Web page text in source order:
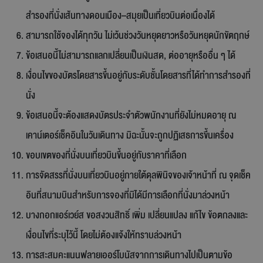
สำรองที่นั่งเส้นทางดอนเมือง–สมุยเป็นเที่ยวบินต่อเนื่องได้
สามารถใช้จองได้ทุกวัน ไม่เว้นช่วงวันหยุดยาวหรือวันหยุดนักขัตฤกษ์
ข้อเสนอนี้ไม่สามารถแลกเปลี่ยนเป็นเงินสด, ต่ออายุหรืออื่น ๆ ได้
เงื่อนไขของบัตรโดยสารขึ้นอยู่กับระดับชั้นโดยสารที่ได้ทำการสำรองที่
นั่ง
ข้อเสนอนี้จะต้องแสดงบัตรประจำตัวพนักงานที่ยังไม่หมดอายุ ณ
เคาน์เตอร์เช็คอินในวันเดินทาง มิฉะนั้นจะถูกปฏิเสธการขึ้นเครื่อง
ขอบเขตของที่นั่งบนเที่ยวบินขึ้นอยู่กับราคาที่เลือก
การจัดสรรที่นั่งบนเที่ยวบินอยู่ภายใต้ดุลพินิจของเจ้าหน้าที่ ณ จุดเช็ค
อินที่สนามบินสำหรับการจองที่มิได้มีการเลือกที่นั่งมาล่วงหน้า
บางกอกแอร์เวย์ส ขอสงวนสิทธิ์ เพิ่ม เปลี่ยนแปลง แก้ไข ข้อตกลงและ
เงื่อนไขที่ระบุไว้นี้ โดยไม่ต้องแจ้งให้ทราบล่วงหน้า
การสะสมคะแนนฟลายเออร์โบนัสจากการเดินทางไปเป็นตามข้อ